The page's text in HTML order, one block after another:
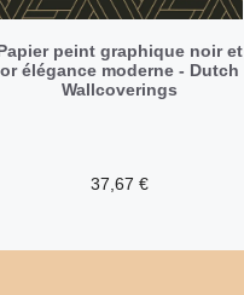
peint graphique noir et
or élégance moderne - Dutch
Wallcoverings
37,67 €